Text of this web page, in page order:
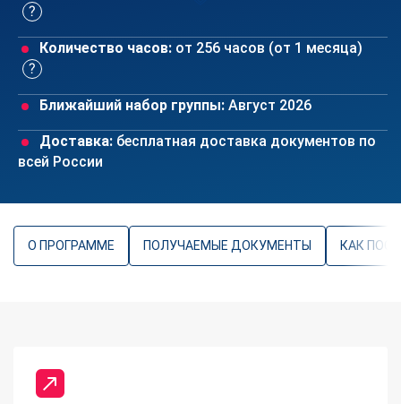
Количество часов: от 256 часов (от 1 месяца)
Ближайший набор группы: Август 2026
Доставка: бесплатная доставка документов по
всей России
О ПРОГРАММЕ ПОЛУЧАЕМЫЕ ДОКУМЕНТЫ КАК